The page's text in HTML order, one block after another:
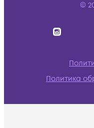
©
Политика